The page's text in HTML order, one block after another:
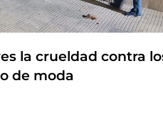
la crueldad contra
de moda